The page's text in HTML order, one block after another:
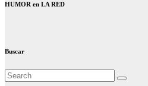
HUMOR en LA RED
Buscar